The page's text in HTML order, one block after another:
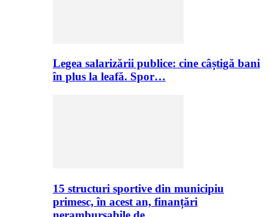
Legea salarizării publice: cine câștigă bani
în plus la leafă. Spor…
15 structuri sportive din municipiu
primesc, în acest an, finanțări